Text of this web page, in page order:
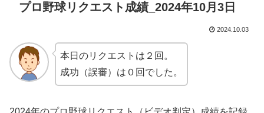
プロ野球リクエスト成績_2024年10月3日
2024.10.03
本日のリクエストは２回。
成功（誤審）は０回でした。